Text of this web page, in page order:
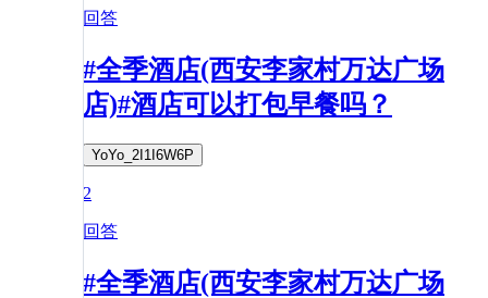
回答
#全季酒店(西安李家村万达广场
店)#酒店可以打包早餐吗？
YoYo_2I1I6W6P
2
回答
#全季酒店(西安李家村万达广场